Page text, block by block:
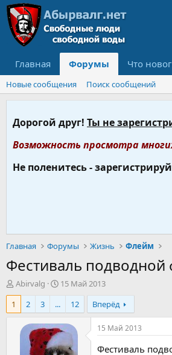
Главная Форумы Что
Новые сообщения Поиск сообщений
Дорогой друг! Ты не
Возможность просмотра
Не поленитесь -
Главная Форумы Жизнь Флейм
Фестиваль подводной
А
в
о
Abirvalg
Д
а
т
а
н
ч
15 Май 2013
1
2 3 ... 12 Вперёд
15 Май 2013
Фестиваль